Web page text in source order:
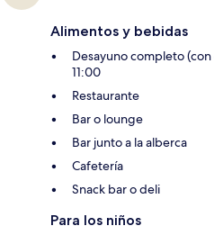
Alimentos y bebidas
Desayuno completo
11:00
Restaurante
Bar o lounge
Bar junto a la alberca
Cafetería
Snack bar o deli
Para los niños